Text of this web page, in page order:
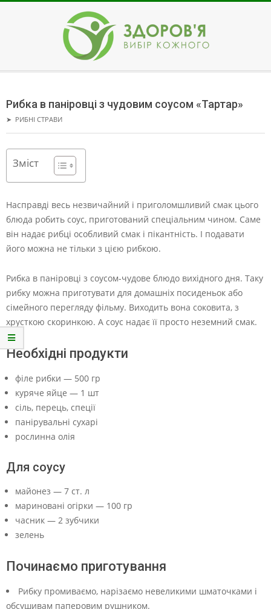
ЗДОРОВ'Я
Menu
Рибка в паніровці з чудовим соусом «Тартар»
➤ РИБНІ СТРАВИ
Зміст
Насправді весь незвичайний і приголомшливий смак цього
блюда робить соус, приготований спеціальним чином. Саме
він надає рибці особливий смак і пікантність. І подавати
його можна не тільки з цією рибкою.
Рибка в паніровці з соусом-чудове блюдо вихідного дня. Таку
рибку можна приготувати для домашніх посиденьок або
сімейного перегляду фільму. Виходить вона соковита, з
хрусткою скоринкою. А соус надає її просто неземний смак.
Необхідні продукти
філе рибки — 500 гр
куряче яйце — 1 шт
сіль, перець, спеції
панірувальні сухарі
рослинна олія
Для соусу
майонез — 7 ст. л
мариновані огірки — 100 гр
часник — 2 зубчики
зелень
Починаємо приготування
Рибку промиваємо, нарізаємо невеликими шматочками і
обсушивам паперовим рушником.